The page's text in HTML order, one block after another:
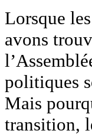
Lorsque
avons
politiques
Mais
transition,